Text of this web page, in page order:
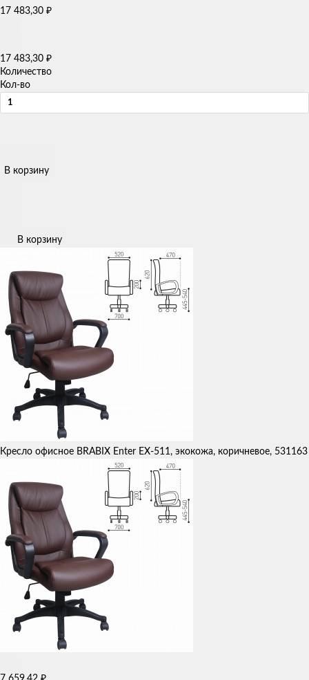
17 483,30 ₽
17 483,30 ₽
Количество
Кол-во
В корзину
В корзину
Кресло офисное BRABIX Enter EX-511, экокожа, коричневое, 531163
₽